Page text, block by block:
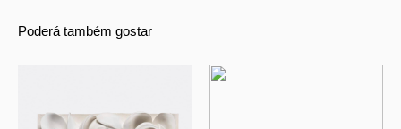
Poderá também gostar